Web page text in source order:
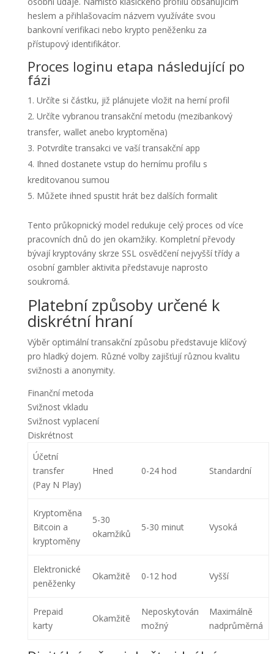
heslem a přihlašovacím názvem využíváte svou
bankovní verifikaci nebo krypto peněženku za
přístupový identifikátor.
Proces loginu etapa následující po
fázi
Určíte si částku, již plánujete vložit na herní profil
Určíte vybranou transakční metodu (mezibankový
transfer, wallet anebo kryptoměna)
Potvrdíte transakci ve vaší transakční app
Ihned dostanete vstup do hernímu profilu s
kreditovanou sumou
Můžete ihned spustit hrát bez dalších formalit
Tento průkopnický model redukuje celý proces od více
pracovních dnů do jen okamžiky. Kompletní převody
bývají kryptovány skrze SSL osvědčení nejvyšší třídy a
osobní gambler aktivita představuje naprosto
soukromá.
Platební způsoby určené k
diskrétní hraní
Výběr optimální transakční způsobu představuje klíčový
pro hladký dojem. Různé volby zajišťují různou kvalitu
svižnosti a anonymity.
Finanční metoda
Svižnost vkladu
Svižnost vyplacení
Diskrétnost
Účetní
transfer
(Pay N Play)
Hned 0-24 hod Standardní
Kryptoměna
Bitcoin a
kryptoměny
5-30
okamžiků
5-30 minut Vysoká
Elektronické
peněženky
Okamžitě 0-12 hod Vyšší
Prepaid
karty
Okamžitě
Neposkytován
možný
Maximálně
nadprůměrná